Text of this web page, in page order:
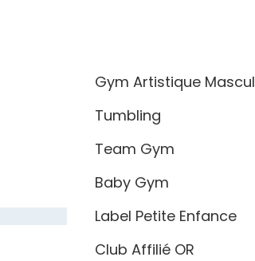
Gym Artistique
Tumbling
Team Gym
Baby Gym
Label Petite Enfance
Club Affilié OR